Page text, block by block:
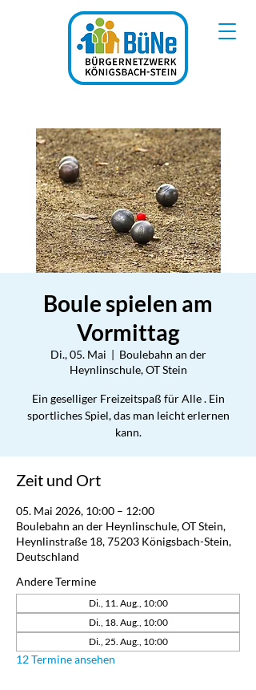
Boule spielen am
Vormittag
Di., 05. Mai
  |
Boulebahn an der
Heynlinschule, OT Stein
Ein geselliger Freizeitspaß für Alle . Ein
sportliches Spiel, das man leicht erlernen
kann.
Zeit und Ort
05. Mai 2026, 10:00 – 12:00
Boulebahn an der Heynlinschule, OT Stein,
Heynlinstraße 18, 75203 Königsbach-Stein,
Deutschland
Andere Termine
Di., 11. Aug., 10:00
Di., 18. Aug., 10:00
Di., 25. Aug., 10:00
12 Termine ansehen